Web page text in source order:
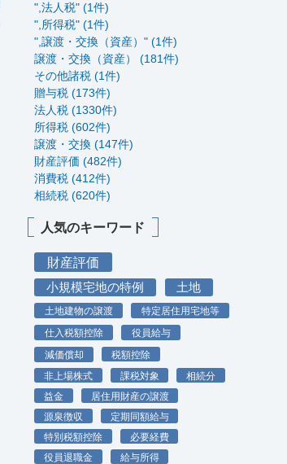
",法人税" (1件)
",所得税" (1件)
",譲渡・交換（資産）" (1件)
譲渡・交換（資産） (181件)
その他諸税 (1件)
贈与税 (173件)
法人税 (1330件)
所得税 (602件)
譲渡・交換 (147件)
財産評価 (482件)
消費税 (412件)
相続税 (620件)
人気のキーワード
財産評価
小規模宅地の特例 土地
土地建物の譲渡
特定居住用宅地等
仕入税額控除
役員給与
減価償却
税額控除
非上場株式
課税対象
相続分
益金
居住用財産の譲渡
源泉徴収
定期同額給与
特別税額控除
必要経費
役員退職金
給与所得